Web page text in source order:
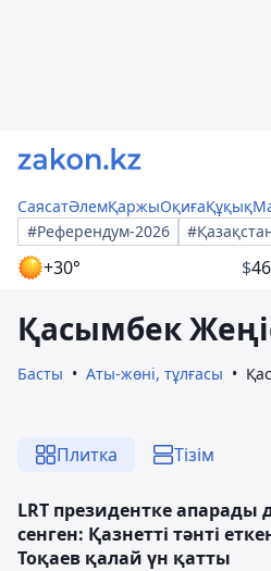
СаясатӘлемҚаржыОқиғаҚұқық
#Референдум-2026
+30° $
Қасымбек
Басты Аты-жөні, тұлғасы
Плитка Тізім
LRT президентке апарады
сенген: Қазнетті тәнті
Тоқаев қалай үн қатты